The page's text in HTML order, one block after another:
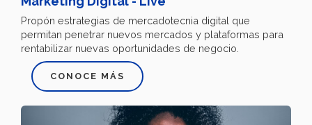
Propón estrategias de mercadotecnia digital que
permitan penetrar nuevos mercados y plataformas para
rentabilizar nuevas oportunidades de negocio.
CONOCE MÁS